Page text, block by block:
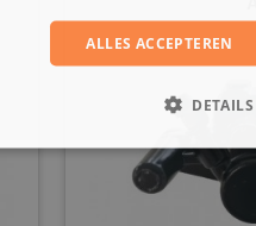
ALLES ACCEPTEREN